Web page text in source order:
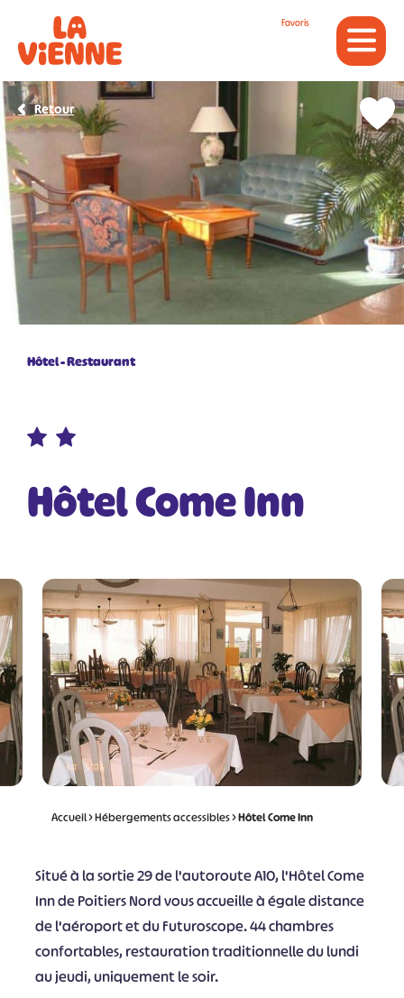
Favoris
Hôtel - Restaurant
Hôtel Come Inn
Retour
Accueil>Hébergements accessibles>Hôtel Come Inn
Situé à la sortie 29 de l'autoroute A10, l'Hôtel Come
Inn de Poitiers Nord vous accueille à égale distance
de l'aéroport et du Futuroscope. 44 chambres
confortables, restauration traditionnelle du lundi
au jeudi, uniquement le soir.